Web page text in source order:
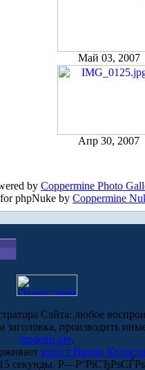
Май 03, 2007
Апр 30, 2007
by Coppermine Photo
for phpNuke by Coppermine
Сайта: любое
производить
students.net.
юрист Вадим Колосов
секунды.